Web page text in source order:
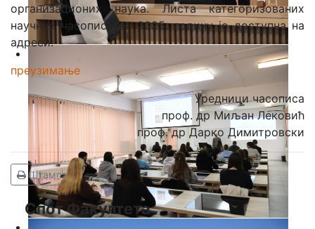
организационих наука. Листа категоризованих
научних часописа за 2025. годину је доступна на
адреси:
преузимање
Уредници часописа
проф. др Миљан Лековић
проф. др Дарко Димитровски
Штампа
Спот Факултета